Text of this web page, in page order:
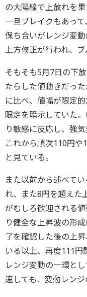
の大陽線で上放れを
一旦ブレイクもあっ
保ち合いがレンジ変
上方修正が行われ、ブ
そもそも5月7日の下
たらした値動きだっ
に比べ、値幅が限定
限定を暗示していた
り敏感に反応し、強
これから順次110円
と見ている。
また以前から述べて
れ、また8円を超えた
がむしろ歓迎される
り健全な上昇波の形
了を確認した後の上
いる以上、再度111円
レンジ変動の一環と
速しても、変動レンジ